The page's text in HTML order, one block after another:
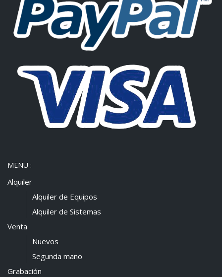
MENU :
Alquiler
Alquiler de Equipos
Alquiler de Sistemas
Venta
Nuevos
Segunda mano
Grabación